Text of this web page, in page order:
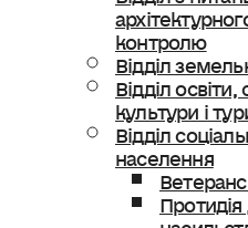
контролю
Відділ
Відділ освіти,
культури і
Відділ
населення